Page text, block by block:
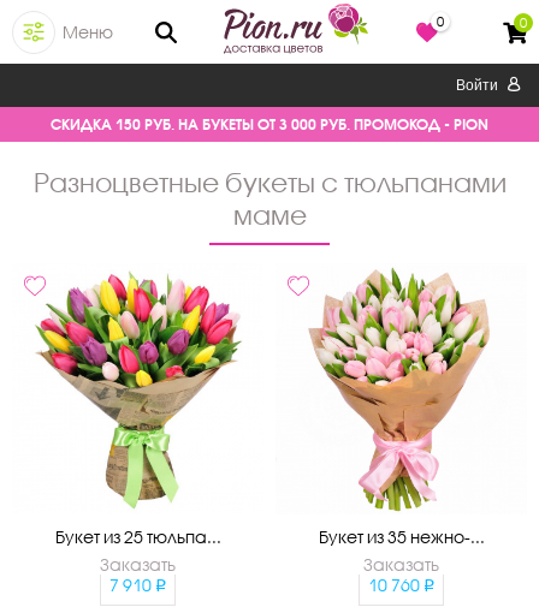
Меню
0 0
Войти
СКИДКА 150 РУБ. НА БУКЕТЫ ОТ 3 000 РУБ. ПРОМОКОД - PION
разноцветные букеты с тюльпанами
маме
Букет из 25 тюльпа...
Заказать
7 910
Букет из 35 нежно-...
Заказать
10 760